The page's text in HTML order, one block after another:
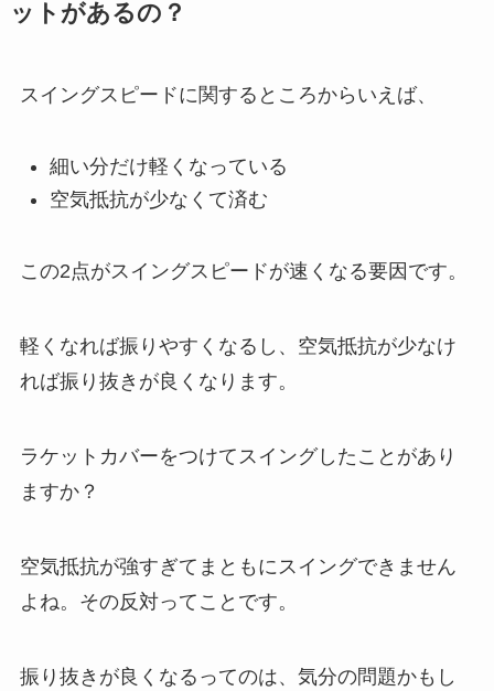
ットがあるの？
スイングスピードに関するところからいえば、
細い分だけ軽くなっている
空気抵抗が少なくて済む
この2点がスイングスピードが速くなる要因です。
軽くなれば振りやすくなるし、空気抵抗が少なけ
れば振り抜きが良くなります。
ラケットカバーをつけてスイングしたことがあり
ますか？
空気抵抗が強すぎてまともにスイングできません
よね。その反対ってことです。
振り抜きが良くなるってのは、気分の問題かもし